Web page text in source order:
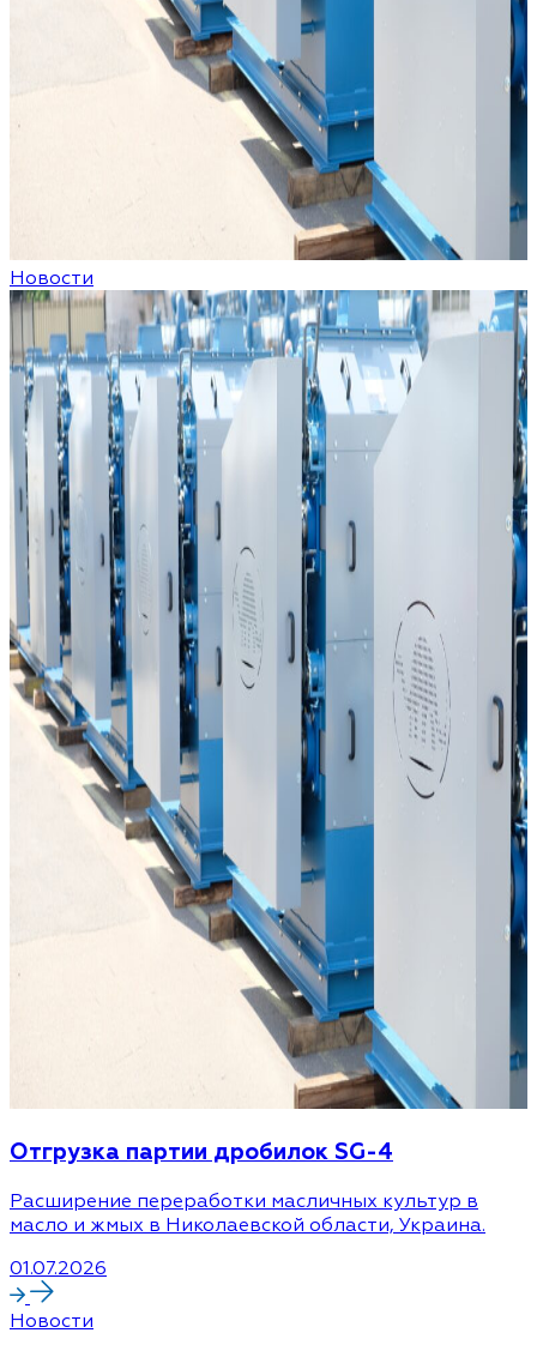
Новости
Отгрузка партии дробилок SG-4
Расширение переработки масличных культур в
масло и жмых в Николаевской области, Украина.
01.07.2026
Новости